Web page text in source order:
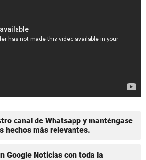
canal de Whatsapp y manténgase
hechos más relevantes.
Google Noticias con toda la